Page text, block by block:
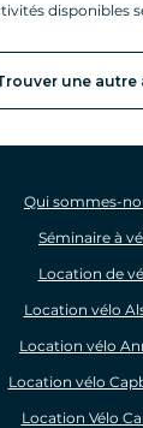
disponibles
une autre
Qui sommes-
Séminaire à
Location de
Location vélo
Location vélo
Location vélo
Location Vélo